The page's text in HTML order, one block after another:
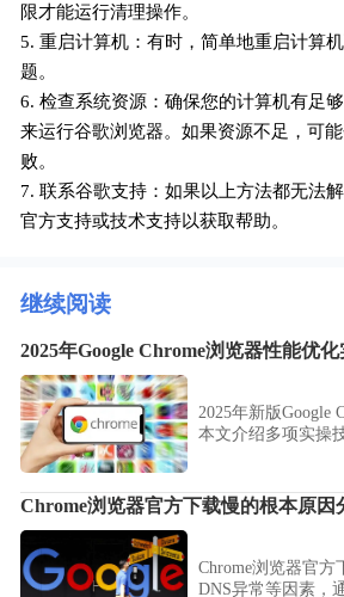
限才能运行清理操作。
5. 重启计算机：有时，简单地重启计算
题。
6. 检查系统资源：确保您的计算机有足
来运行谷歌浏览器。如果资源不足，可
败。
7. 联系谷歌支持：如果以上方法都无法
官方支持或技术支持以获取帮助。
继续阅读
2025年Google Chrome浏览器性能优
2025年新版Google
本文介绍多项实操
Chrome浏览器官方下载慢的根本原因
Chrome浏览器官方
DNS异常等因素，